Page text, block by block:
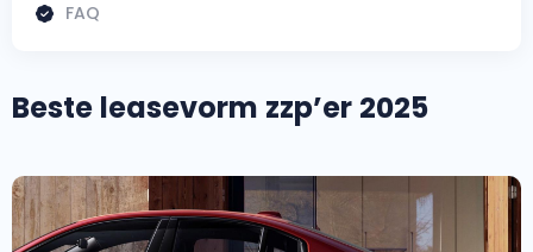
Bekijk alle budgetwagens
Top 5 populaire merken
Zakelijk
Vragen over zakelijk
Particulier
Vragen over particulier
Jouw aanvraag
Vragen over jouw aanvraag
FAQ
Beste leasevorm zzp’er 2025